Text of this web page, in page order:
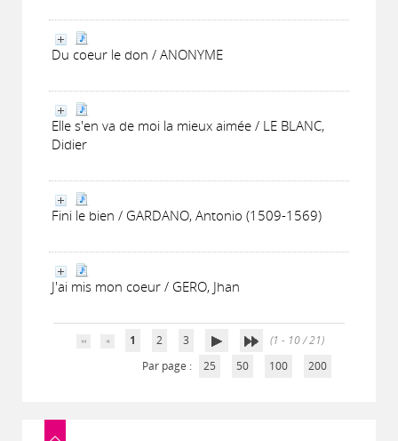
Du coeur le don / ANONYME
Elle s'en va de moi la mieux aimée / LE BLANC,
Didier
Fini le bien / GARDANO, Antonio (1509-1569)
J'ai mis mon coeur / GERO, Jhan
1 2 3
(1 - 10 / 21)
Par page :
25 50 100 200